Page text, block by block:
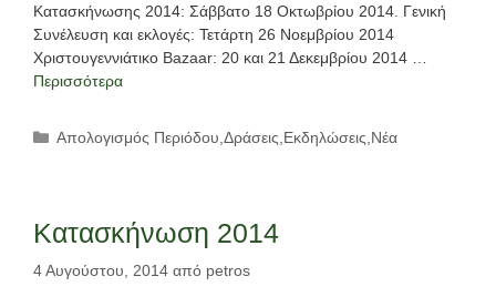
Κατασκήνωσης 2014: Σάββατο 18 Οκτωβρίου 2014. Γενική
Συνέλευση και εκλογές: Τετάρτη 26 Νοεμβρίου 2014
Χριστουγεννιάτικο Bazaar: 20 και 21 Δεκεμβρίου 2014 …
Περισσότερα
Κατηγορίες
Απολογισμός Περιόδου ,Δράσεις Εκδηλώσεις Νέα
Κατασκήνωση 2014
4 Αυγούστου, 2014 από petros